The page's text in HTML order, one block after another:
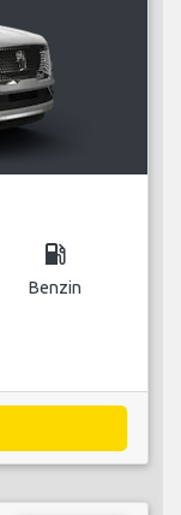
local_gas_station
Benzin